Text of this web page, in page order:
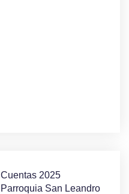
Cuentas 2025
Parroquia San Leandro